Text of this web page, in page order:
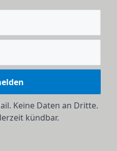
Keine Daten an Dritte.
kündbar.